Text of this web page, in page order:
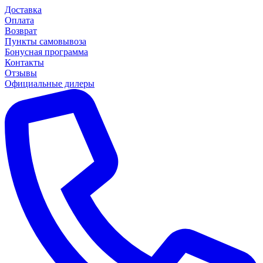
Доставка
Оплата
Возврат
Пункты самовывоза
Бонусная программа
Контакты
Отзывы
Официальные дилеры